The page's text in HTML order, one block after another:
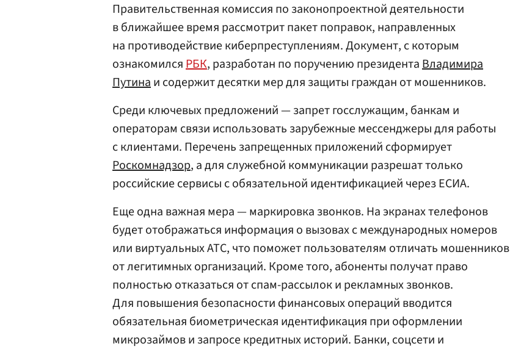
Правительственная комиссия по законопроектной деятельности
в ближайшее время рассмотрит пакет поправок, направленных
на противодействие киберпреступлениям. Документ, с которым
ознакомилсяРБК, разработан по поручению президентаВладимира
Путинаи содержит десятки мер для защиты граждан от мошенников.
Среди ключевых предложений — запрет госслужащим, банкам и
операторам связи использовать зарубежные мессенджеры для работы
с клиентами. Перечень запрещенных приложений сформирует
Роскомнадзор, а для служебной коммуникации разрешат только
российские сервисы с обязательной идентификацией через ЕСИА.
Еще одна важная мера — маркировка звонков. На экранах телефонов
будет отображаться информация о вызовах с международных номеров
или виртуальных АТС, что поможет пользователям отличать мошенников
от легитимных организаций. Кроме того, абоненты получат право
полностью отказаться от спам-рассылок и рекламных звонков.
Для повышения безопасности финансовых операций вводится
обязательная биометрическая идентификация при оформлении
микрозаймов и запросе кредитных историй. Банки, соцсети и